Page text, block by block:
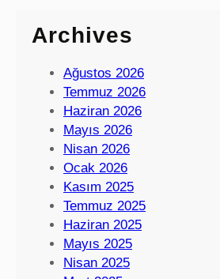
Archives
Ağustos 2026
Temmuz 2026
Haziran 2026
Mayıs 2026
Nisan 2026
Ocak 2026
Kasım 2025
Temmuz 2025
Haziran 2025
Mayıs 2025
Nisan 2025